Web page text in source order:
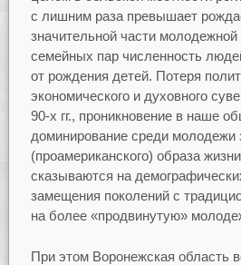
с лишним раза превышает
значительной части
семейных пар численность
от рождения детей. Потеря
экономического и духовного
90-х гг., проникновение в наше
доминирование среди молодежи
(проамериканского) образа
сказываются на
замещения поколений с
на более «продвинутую»
При этом Воронежская область